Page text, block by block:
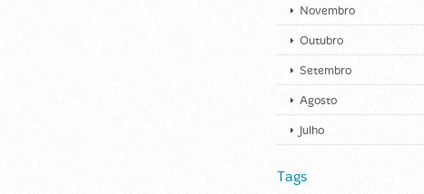
Novembro
Outubro
Setembro
Agosto
Julho
Tags